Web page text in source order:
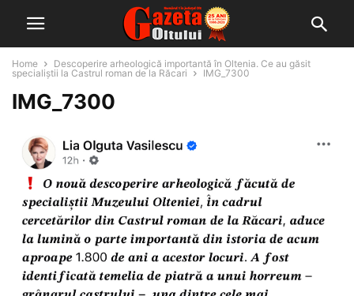
Home
Descoperire arheologică importantă în Oltenia. Ce au găsit
specialiștii la Castrul roman de la Răcari
IMG_7300
IMG_7300